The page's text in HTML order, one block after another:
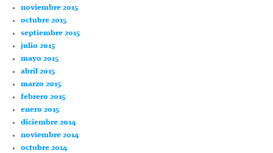
noviembre 2015
octubre 2015
septiembre 2015
julio 2015
mayo 2015
abril 2015
marzo 2015
febrero 2015
enero 2015
diciembre 2014
noviembre 2014
octubre 2014